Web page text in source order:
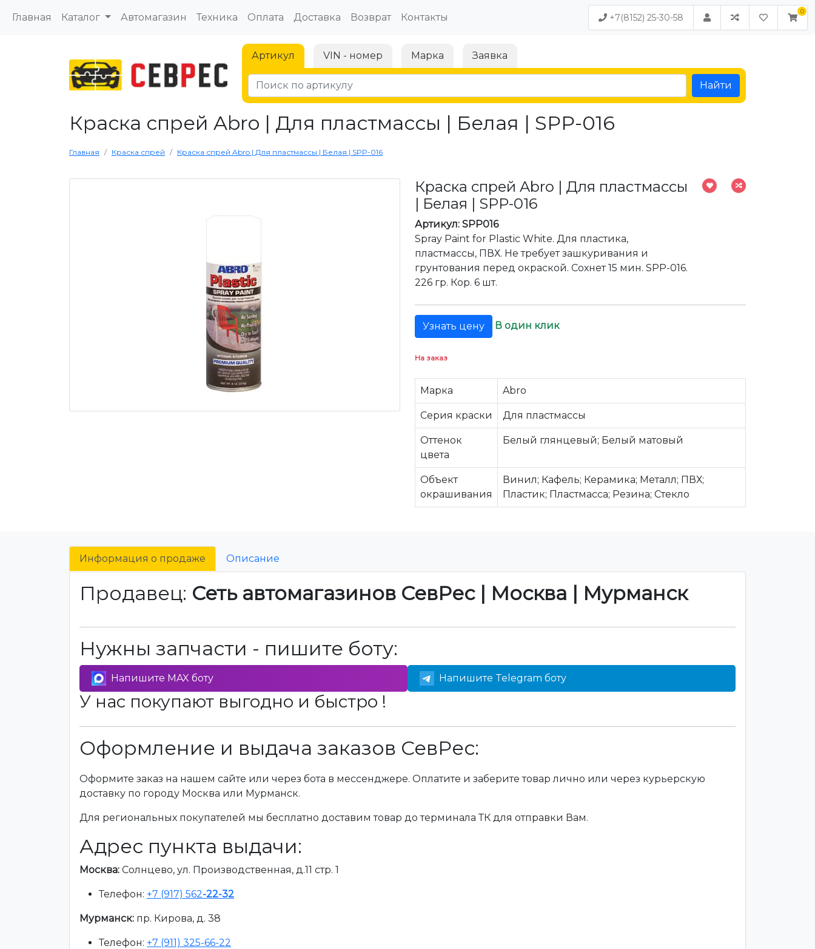
Главная Каталог Автомагазин Техника Оплата Доставка Возврат Контакты +7(8152) 25-30-58
Артикул VIN - номер Марка Заявка
Найти
Краска спрей Abro | Для пластмассы | Белая | SPP-016
Главная Краска спрей Краска спрей Abro | Для пластмассы | Белая | SPP-016
Краска спрей Abro | Для пластмассы
| Белая | SPP-016
Артикул: SPP016
Spray Paint for Plastic White. Для пластика,
пластмассы, ПВХ. Не требует зашкуривания и
грунтования перед окраской. Сохнет 15 мин. SPP-016.
226 гр. Кор. 6 шт.
Узнать цену В один клик
На заказ
Марка Abro
Серия краски Для пластмассы
Оттенок
цвета
Белый глянцевый; Белый матовый
Объект
окрашивания
Винил; Кафель; Керамика; Металл; ПВХ;
Пластик; Пластмасса; Резина; Стекло
Информация о продаже Описание
Продавец: Сеть автомагазинов СевРес | Москва | Мурманск
Нужны запчасти - пишите боту:
Напишите MAX боту Напишите Telegram боту
У нас покупают выгодно и быстро !
Оформление и выдача заказов СевРес:
Оформите заказ на нашем сайте или через бота в мессенджере. Оплатите и заберите товар лично или через курьерскую
доставку по городу Москва или Мурманск.
Для региональных покупателей мы бесплатно доставим товар до терминала ТК для отправки Вам.
Адрес пункта выдачи:
Москва: Солнцево, ул. Производственная, д.11 стр. 1
Телефон: +7 (917) 562-22-32
Мурманск: пр. Кирова, д. 38
Телефон: +7 (911) 325-66-22